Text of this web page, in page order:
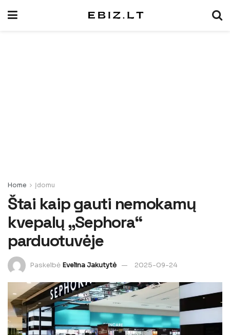
Home Įdomu
Štai kaip gauti nemokamų
kvepalų „Sephora“
parduotuvėje
Paskelbė Evelina Jakutytė 2025-09-24